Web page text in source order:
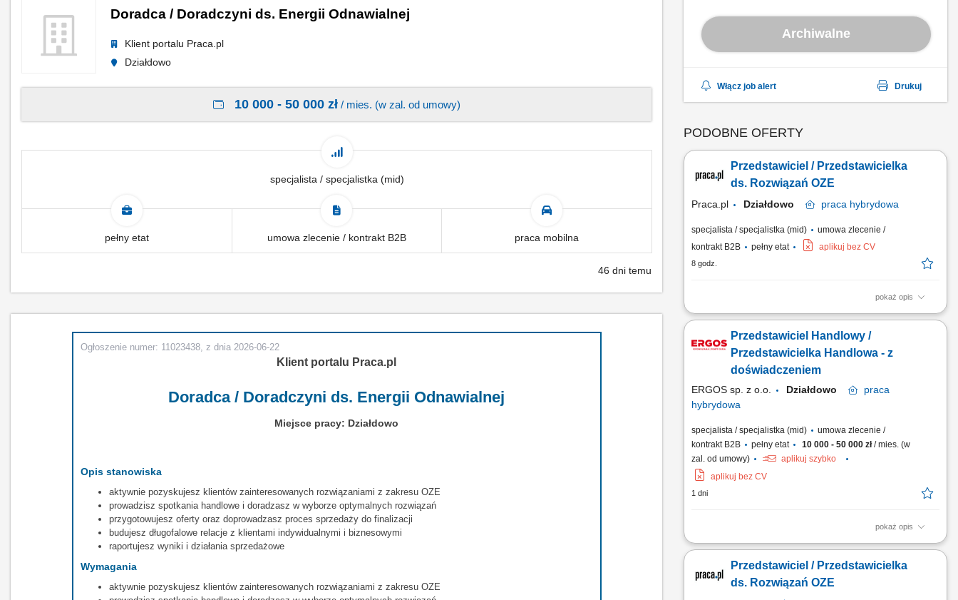
Doradca / Doradczyni ds. Energii Odnawialnej
Klient portalu Praca.pl
Działdowo
10 000 - 50 000 zł/ mies. (w zal. od umowy)
specjalista / specjalistka (mid)
pełny etat umowa zlecenie / kontrakt B2B praca mobilna
46 dni temu
Ogłoszenie numer: 11023438, z dnia 2026-06-22
Klient portalu Praca.pl
Doradca / Doradczyni ds. Energii Odnawialnej
Miejsce pracy: Działdowo
Opis stanowiska
aktywnie pozyskujesz klientów zainteresowanych rozwiązaniami z zakresu OZE
prowadzisz spotkania handlowe i doradzasz w wyborze optymalnych rozwiązań
przygotowujesz oferty oraz doprowadzasz proces sprzedaży do finalizacji
budujesz długofalowe relacje z klientami indywidualnymi i biznesowymi
raportujesz wyniki i działania sprzedażowe
Wymagania
aktywnie pozyskujesz klientów zainteresowanych rozwiązaniami z zakresu OZE
Archiwalne
Włącz job alert Drukuj
PODOBNE OFERTY
Przedstawiciel / Przedstawicielka
ds. Rozwiązań OZE
Praca.pl Działdowo praca hybrydowa
specjalista / specjalistka (mid)
umowa zlecenie /
kontrakt B2B
pełny etat aplikuj bez CV
8 godz.
pokaż opis
Opis stanowiska sprzedaż rozwiązań z zakresu odnawialnych
doborze odpowiednich produktów, pozyskiwanie nowych
kontrahentów oraz rozwijanie współpracy z obecnymi
klientami, przygotowywanie ofert handlowych i zawieranie
Przedstawiciel Handlowy /
Przedstawicielka Handlowa - z
doświadczeniem
ERGOS sp. z o.o. Działdowo
praca
hybrydowa
specjalista / specjalistka (mid)
umowa zlecenie /
kontrakt B2B
pełny etat 10 000 - 50 000 zł/ mies. (w
zal. od umowy)
aplikuj szybko
aplikuj bez CV
1 dni
pokaż opis
Zakres obowiązków: Sprzedaż i doradztwo w zakresie
Finalizacja umów i raportowanie działań; Wymagania:
Komunikatywność i nastawienie na wynik; Wysoka kultura
Przedstawiciel / Przedstawicielka
ds. Rozwiązań OZE